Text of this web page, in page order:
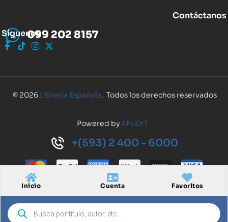
Inicio Cuenta Favoritos
Contáctanos
099 202 8157
Síguenos
© 2026 Librería Española. Todos los derechos reservados
Powered byAPLEXT
+(593) 2 400 - 6000